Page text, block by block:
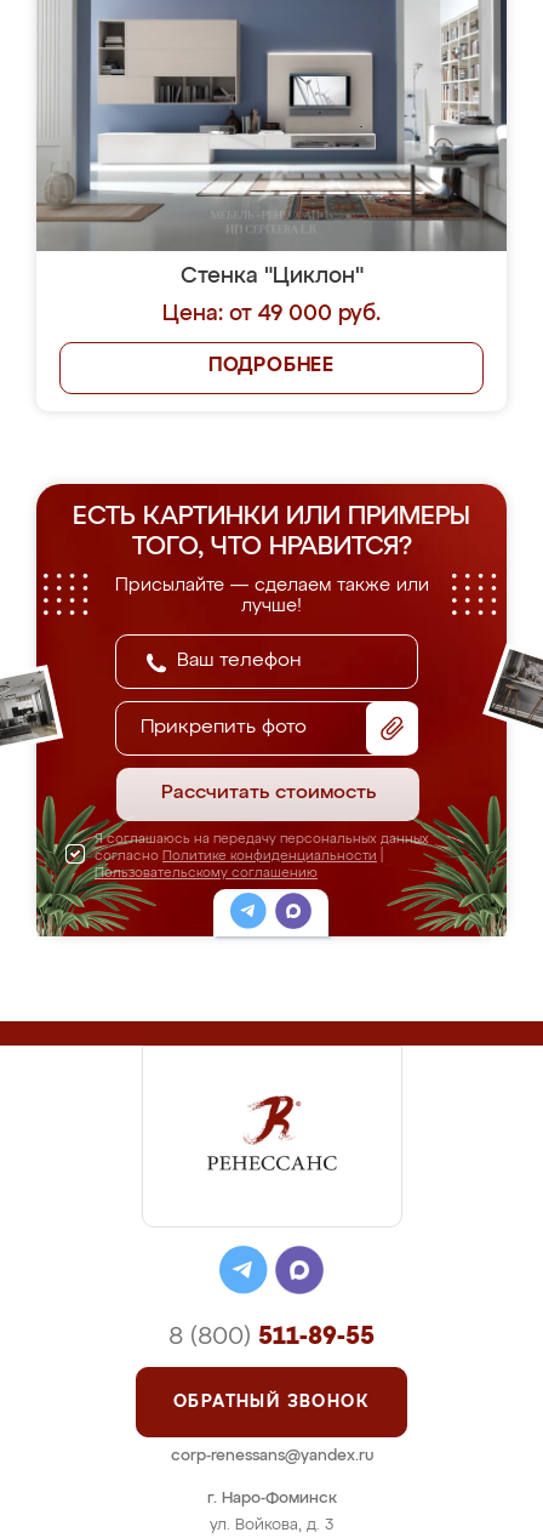
Стенка "Циклон"
Цена: от 49 000 руб.
ПОДРОБНЕЕ
ЕСТЬ КАРТИНКИ ИЛИ ПРИМЕРЫ
ТОГО, ЧТО НРАВИТСЯ?
Присылайте — сделаем также или
лучше!
Прикрепить фото
Рассчитать стоимость
Я соглашаюсь на передачу персональных данных
согласно Политике конфиденциальности
Пользовательскому соглашению
г. Наро-Фоминск
ул. Войкова, д. 3
8 (800) 511-89-55
ОБРАТНЫЙ ЗВОНОК
corp-renessans@yandex.ru